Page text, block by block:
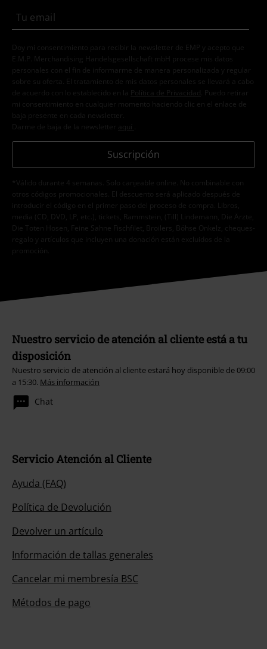
Doy mi consentimiento para recibir la newsletter de EMP y acepto que
E.M.P. Merchandising Handelsgesellschaft mbH procese mis datos
personales con el fin de informarme de manera personalizada y regular
sobre su oferta. El tratamiento de mis datos personales se llevará a cabo
de acuerdo con lo establecido en la
Política de Privacidad . Puedo retirar
mi consentimiento en cualquier momento haciendo clic en el enlace de
baja presente en cada newsletter.
Darme de baja de la newsletter
aquí
Suscripción
*Válido durante 4 semanas. Solo canjeable online. No combinable con
otros códigos promocionales. El descuento será aplicado después de
introducir el código en el primer paso del proceso de compra. Libros,
media (CD, DVD, LP, etc.), tickets, Rammstein, (Till) Lindemann, Die Ärzte,
Die Toten Hosen, Feine Sahne Fischfilet, Broilers, Böhse Onkelz, cheques-
regalo y artículos que incluyen una donación están excluidos de la
promoción.
Nuestro servicio de atención al cliente está a tu
disposición
Nuestro servicio de atención al cliente estará hoy disponible de 09:00
a 15:30. Más información
Chat
Servicio Atención al Cliente
Ayuda (FAQ)
Política de Devolución
Devolver un artículo
Información de tallas generales
Cancelar mi membresía BSC
Métodos de pago